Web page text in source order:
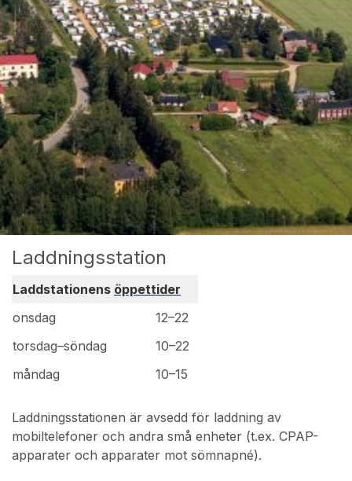
Laddningsstation
Laddstationens öppettider
onsdag
12–22
torsdag–söndag
10–22
måndag
10–15
Laddningsstationen är avsedd för laddning av
mobiltelefoner och andra små enheter (t.ex. CPAP-
apparater och apparater mot sömnapné).